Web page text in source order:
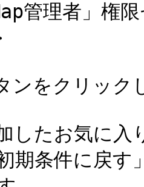
管理者」権
ンをクリック
したお気に入
期条件に戻す